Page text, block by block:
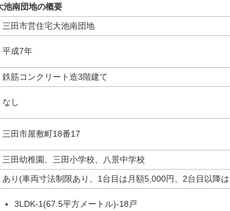
池南団地の概要
三田市営住宅大池南団地
平成7年
鉄筋コンクリート造3階建て
なし
三田市屋敷町18番17
三田幼稚園、三田小学校、八景中学校
あり(車両寸法制限あり、1台目は月額5,000円、2台目以降
3LDK-1(67.5平方メートル)-18戸